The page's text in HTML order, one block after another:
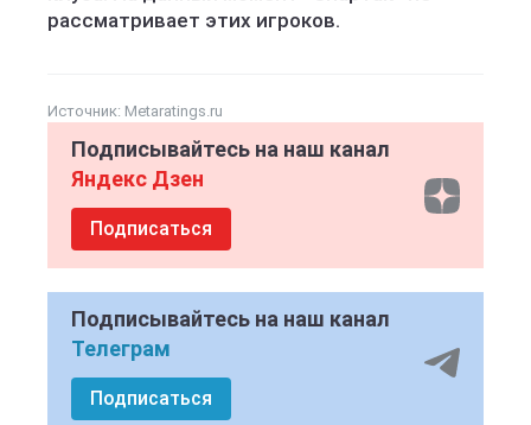
рассматривает этих игроков.
Источник: Metaratings.ru
Подписывайтесь на наш канал
Яндекс Дзен
Подписаться
Подписывайтесь на наш канал
Телеграм
Подписаться